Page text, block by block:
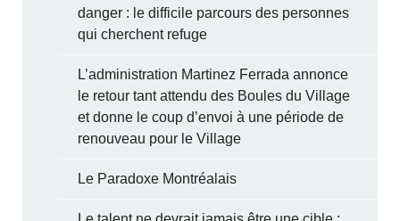
danger : le difficile parcours des personnes
qui cherchent refuge
L’administration Martinez Ferrada annonce
le retour tant attendu des Boules du Village
et donne le coup d’envoi à une période de
renouveau pour le Village
Le Paradoxe Montréalais